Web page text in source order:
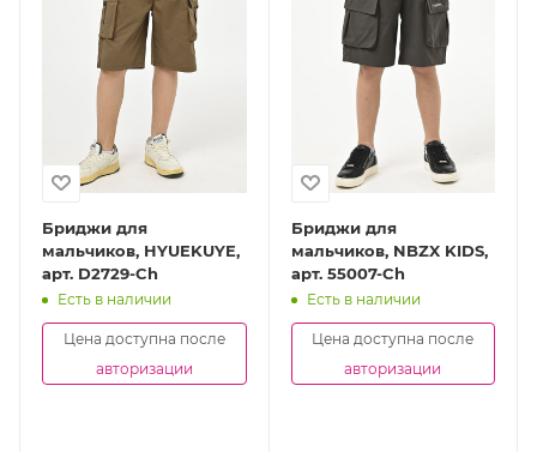
Бриджи для
мальчиков, HYUEKUYE,
арт. D2729-Ch
Есть в наличии
Цена доступна после
авторизации
Бриджи для
мальчиков, NBZX KIDS,
арт. 55007-Ch
Есть в наличии
Цена доступна после
авторизации